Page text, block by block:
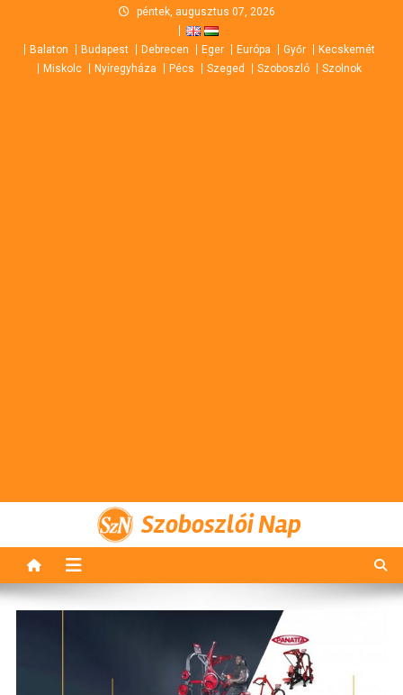
content
péntek, augusztus 07, 2026
Balaton Budapest Debrecen Eger Európa Győr
Kecskemét
Miskolc
Nyíregyháza Pécs Szeged Szoboszló Szolnok
Szoboszlói Nap